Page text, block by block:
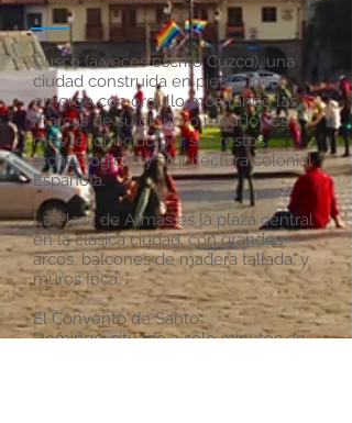
Cusco (a veces escrito Cuzco), una
ciudad construida en piedra Inca,
emerge con orgullo mostrando las
marcas de su glorioso pasado. Es
más reconocido por sus restos
archeológicos y arquitectura colonial
Española.
La Plaza de Armas es la plaza central
en la clásica ciudad, con grandes
arcos, balcones de madera tallada, y
muros Inca.
El Convento de Santo
Domingo, situado a sólo minutos en